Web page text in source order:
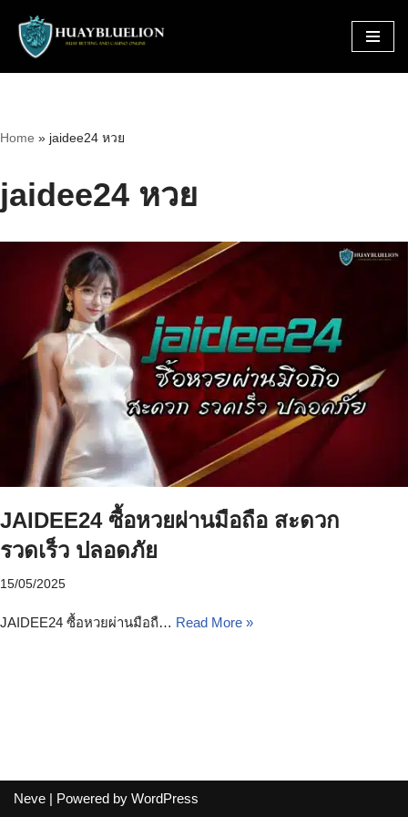
Skip
to
Home » jaidee24 หวย
jaidee24 หวย
JAIDEE24 ซื้อหวยผ่านมือถือ สะดวก
รวดเร็ว ปลอดภัย
15/05/2025
JAIDEE24 ซื้อหวยผ่านมือถื… Read More »
Neve | Powered by WordPress